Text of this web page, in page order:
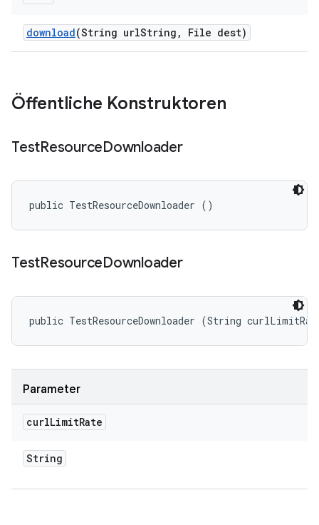
download(String urlString , File dest)
Öffentliche Konstruktoren
TestResourceDownloader
public TestResourceDownloader ()
TestResourceDownloader
public TestResourceDownloader (String
Parameter
curlLimitRate
String